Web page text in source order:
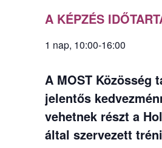
A KÉPZÉS
1 nap, 10:00-16:00
A MOST Közösség
jelentős
vehetnek részt a
által szervezett